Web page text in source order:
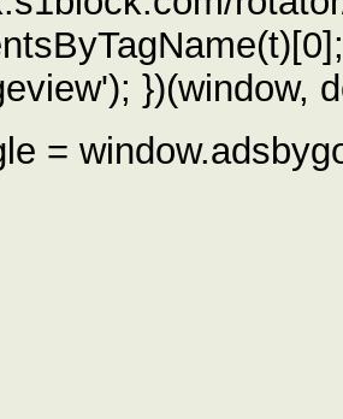
})(window,
=